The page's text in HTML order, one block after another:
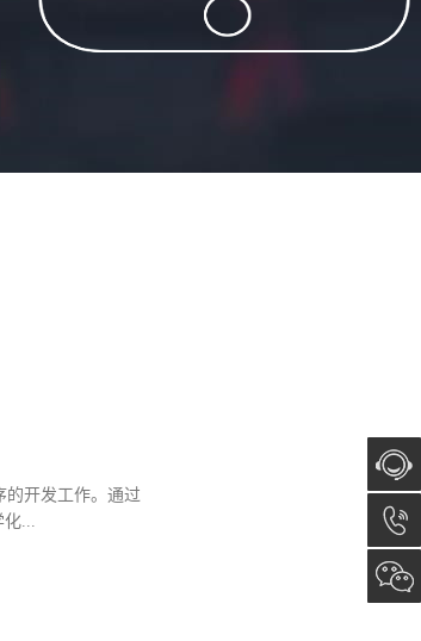
的开发工作。通过
化...
在线咨
询